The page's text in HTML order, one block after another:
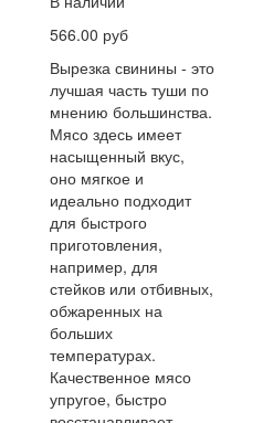
566.00 руб
Вырезка свинины - это
лучшая часть туши по
мнению большинства.
Мясо здесь имеет
насыщенный вкус,
оно мягкое и
идеально подходит
для быстрого
приготовления,
например, для
стейков или отбивных,
обжаренных на
больших
температурах.
Качественное мясо
упругое, быстро